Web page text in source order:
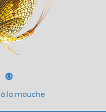
®
la mouche